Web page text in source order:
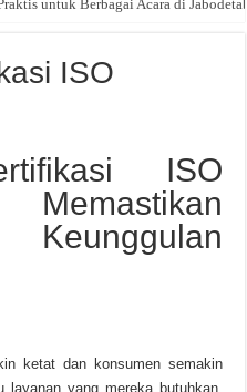
untuk Berbagai Acara di
ISO
ISO
ketat dan konsumen semakin
layanan yang mereka butuhkan.